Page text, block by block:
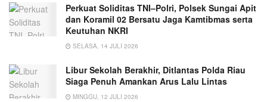
Perkuat Soliditas TNI–Polri, Polsek Sungai Apit
dan Koramil 02 Bersatu Jaga Kamtibmas serta
Keutuhan NKRI
SELASA, 14 JULI 2026
Libur Sekolah Berakhir, Ditlantas Polda Riau
Siaga Penuh Amankan Arus Lalu Lintas
MINGGU, 12 JULI 2026